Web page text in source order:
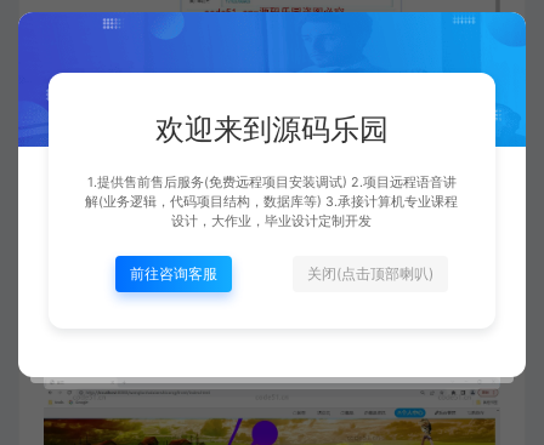
欢迎来到源码乐园
1.提供售前售后服务(免费远程项目安装调试) 2.项目远程语音讲
解(业务逻辑，代码项目结构，数据库等) 3.承接计算机专业课程
设计，大作业，毕业设计定制开发
前往咨询客服 关闭(点击顶部喇叭)